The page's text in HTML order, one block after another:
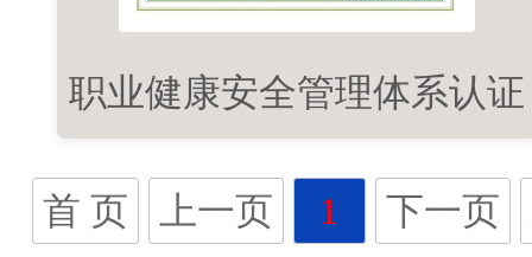
职业健康安全管理体系认证
首 页 上一页 1 下一页